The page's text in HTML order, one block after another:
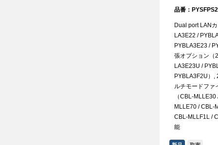
品番：
Dual port LAN
LA3E22 /
PYBLA3E23 /
張オプション（
LA3E23U /
PYBLA3F2U）,
ルチモードファ
（CBL-
MLLE70 / CBL-
CBL-MLLF1L /
能